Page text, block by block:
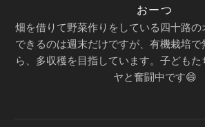
おーつ
畑を借りて野菜作りをしている四十路
できるのは週末だけですが、有機栽培
ら、多収穫を目指しています。子ども
ヤと奮闘中です😄